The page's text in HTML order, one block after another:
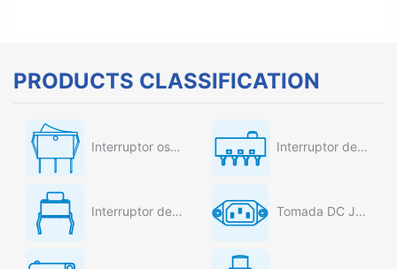
PRODUCTS CLASSIFICATION
Interruptor oscilante Interruptor deslizante
Interruptor de tato Tomada DC Jack AC